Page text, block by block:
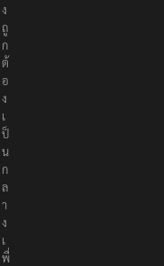
ง
ถู
ก
ต้
อ
ง
เ
ป็
น
ก
ล
า
ง
เ
พื่